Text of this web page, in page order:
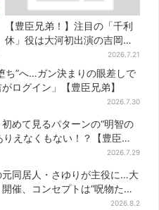
【豊臣兄弟！】注目の「千利
休」役は大河初出演の吉岡秀
2026.7.21
ち”へ…ガン決まりの眼差しで
がログイン」【豊臣兄弟】
2026.7.30
めて見るパターンの“明智の
えなくもない！？【豊臣兄
2026.7.29
元同居人・さゆりが主役に…大
催、コンセプトは“呪物たち
2026.8.2